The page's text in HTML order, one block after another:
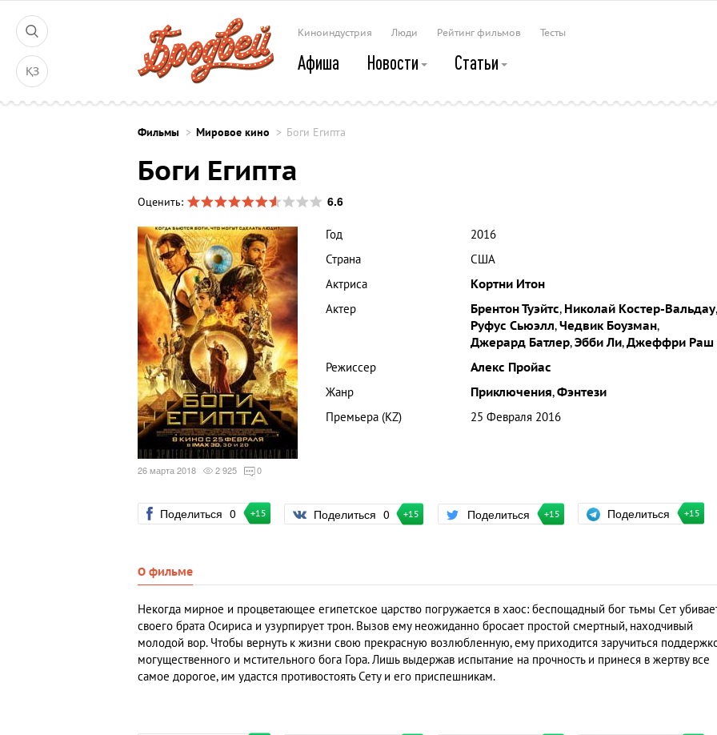
ҚЗ
Киноиндустрия Люди Рейтинг фильмов Тесты
Афиша Новости Статьи
Фильмы Мировое кино Боги Египта
Боги Египта
Оценить: 6.6
26 марта 2018 2 925 0
Год
2016
Страна
США
Актриса
Кортни Итон
Актер
Брентон Туэйтс, Николай Костер-Вальдау,
Руфус Сьюэлл,Чедвик Боузман,
Джерард Батлер,Эбби Ли,Джеффри Раш
Режиссер
Алекс Пройас
Жанр
Приключения,Фэнтези
Премьера (KZ)
25 Февраля 2016
Поделиться 0 +15 Поделиться 0 +15 Поделиться +15 Поделиться +15
О фильме
Некогда мирное и процветающее египетское царство погружается в хаос: беспощадный бог тьмы Сет
своего брата Осириса и узурпирует трон. Вызов ему неожиданно бросает простой смертный, находчивый
молодой вор. Чтобы вернуть к жизни свою прекрасную возлюбленную, ему приходится заручиться
могущественного и мстительного бога Гора. Лишь выдержав испытание на прочность и принеся в жертву все
самое дорогое, им удастся противостоять Сету и его приспешникам.